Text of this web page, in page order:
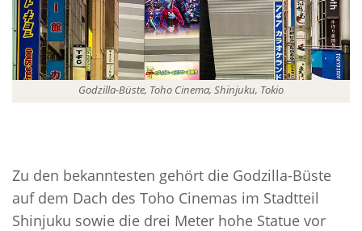
Godzilla-Büste, Toho Cinema, Shinjuku, Tokio
Zu den bekanntesten gehört die Godzilla-Büste
auf dem Dach des Toho Cinemas im Stadtteil
Shinjuku sowie die drei Meter hohe Statue vor